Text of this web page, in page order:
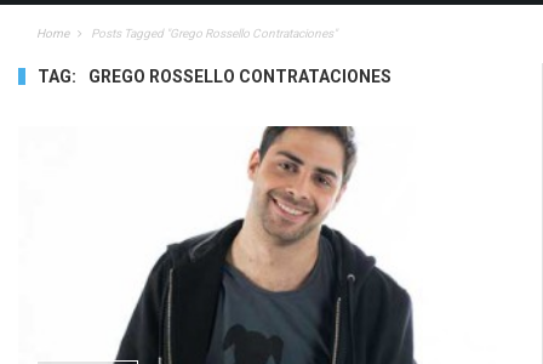
Home Posts Tagged "Grego Rossello Contrataciones"
TAG: GREGO ROSSELLO CONTRATACIONES